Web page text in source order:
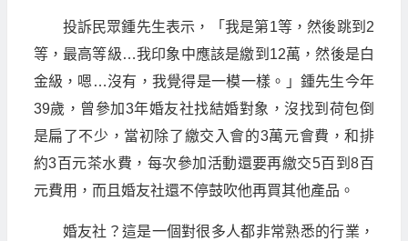
投訴民眾鍾先生表示，「我是第1等，然後跳到2
等，最高等級…我印象中應該是繳到12萬，然後是白
金級，嗯…沒有，我覺得是一模一樣。」鍾先生今年
39歲，曾參加3年婚友社找結婚對象，沒找到荷包倒
是扁了不少，當初除了繳交入會的3萬元會費，和排
約3百元茶水費，每次參加活動還要再繳交5百到8百
元費用，而且婚友社還不停鼓吹他再買其他產品。
婚友社？這是一個對很多人都非常熟悉的行業，